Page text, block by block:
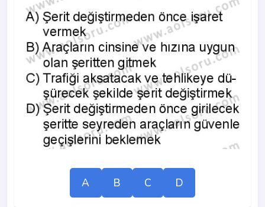
A B C D